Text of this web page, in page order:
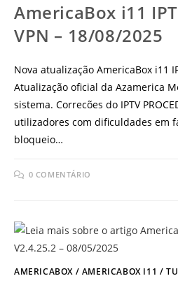
AmericaBox i11
VPN – 18/08/2025
Nova atualização AmericaBox i11
Atualização oficial da Azamerica
sistema. Correcões do IPTV
utilizadores com dificuldades em
bloqueio…
0 COMENTÁRIO
AMERICABOX / AMERICABOX I11 /